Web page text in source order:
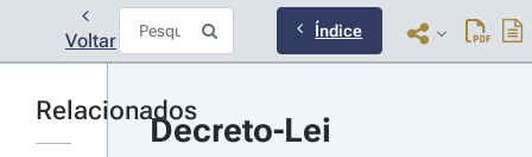
Voltar Índice
Relacionados
Decreto-Lei